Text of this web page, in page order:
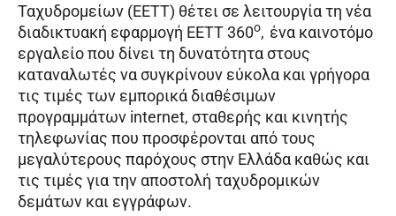
Ταχυδρομείων (ΕΕΤΤ) θέτει σε λειτουργία τη νέα
διαδικτυακή εφαρμογή ΕΕΤΤ 360o, ένα καινοτόμο
εργαλείο που δίνει τη δυνατότητα στους
καταναλωτές να συγκρίνουν εύκολα και γρήγορα
τις τιμές των εμπορικά διαθέσιμων
προγραμμάτων internet, σταθερής και κινητής
τηλεφωνίας που προσφέρονται από τους
μεγαλύτερους παρόχους στην Ελλάδα καθώς και
τις τιμές για την αποστολή ταχυδρομικών
δεμάτων και εγγράφων.